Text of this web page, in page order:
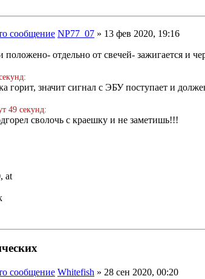
NP77_07 » 13 фев 2020, 19:16
положено- отдельно от свечей- зажигается и
горит, значит сигнал с ЭБУ поступает и
49 секунд:
сволочь с краешку и не заметишь!!!
at
Whitefish » 28 сен 2020, 00:20